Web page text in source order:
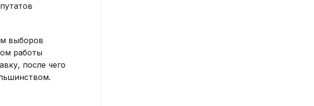
выборов
работы
после чего